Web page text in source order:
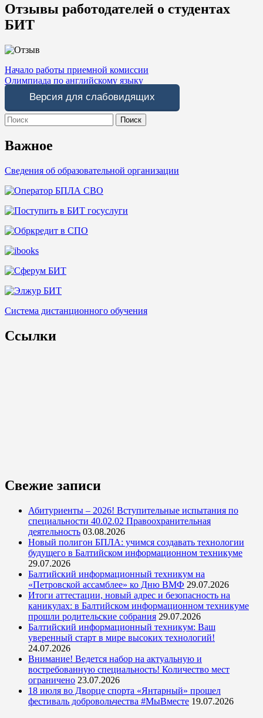
Отзывы работодателей о студентах
БИТ
Навигация
по
записям
Начало работы приемной комиссии
Олимпиада по английскому языку
Версия для слабовидящих
Search
for:
Важное
Сведения об образовательной организации
Система дистанционного обучения
Ссылки
Свежие записи
Абитуриенты – 2026! Вступительные испытания по
специальности 40.02.02 Правоохранительная
деятельность 03.08.2026
Новый полигон БПЛА: учимся создавать технологии
будущего в Балтийском информационном техникуме
29.07.2026
Балтийский информационный техникум на
«Петровской ассамблее» ко Дню ВМФ 29.07.2026
Итоги аттестации, новый адрес и безопасность на
каникулах: в Балтийском информационном техникуме
прошли родительские собрания 29.07.2026
Балтийский информационный техникум: Ваш
уверенный старт в мире высоких технологий!
24.07.2026
Внимание! Ведется набор на актуальную и
востребованную специальность! Количество мест
ограничено 23.07.2026
18 июля во Дворце спорта «Янтарный» прошел
фестиваль добровольчества #МыВместе 19.07.2026